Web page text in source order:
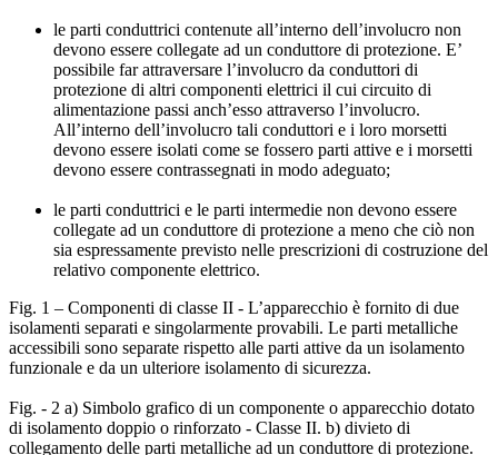
le parti conduttrici contenute all’interno dell’involucro non
devono essere collegate ad un conduttore di protezione. E’
possibile far attraversare l’involucro da conduttori di
protezione di altri componenti elettrici il cui circuito di
alimentazione passi anch’esso attraverso l’involucro.
All’interno dell’involucro tali conduttori e i loro morsetti
devono essere isolati come se fossero parti attive e i morsetti
devono essere contrassegnati in modo adeguato;
le parti conduttrici e le parti intermedie non devono essere
collegate ad un conduttore di protezione a meno che ciò non
sia espressamente previsto nelle prescrizioni di costruzione del
relativo componente elettrico.
Fig. 1 – Componenti di classe II - L’apparecchio è fornito di due
isolamenti separati e singolarmente provabili. Le parti metalliche
accessibili sono separate rispetto alle parti attive da un isolamento
funzionale e da un ulteriore isolamento di sicurezza.
Fig. - 2 a) Simbolo grafico di un componente o apparecchio dotato
di isolamento doppio o rinforzato - Classe II. b) divieto di
collegamento delle parti metalliche ad un conduttore di protezione.